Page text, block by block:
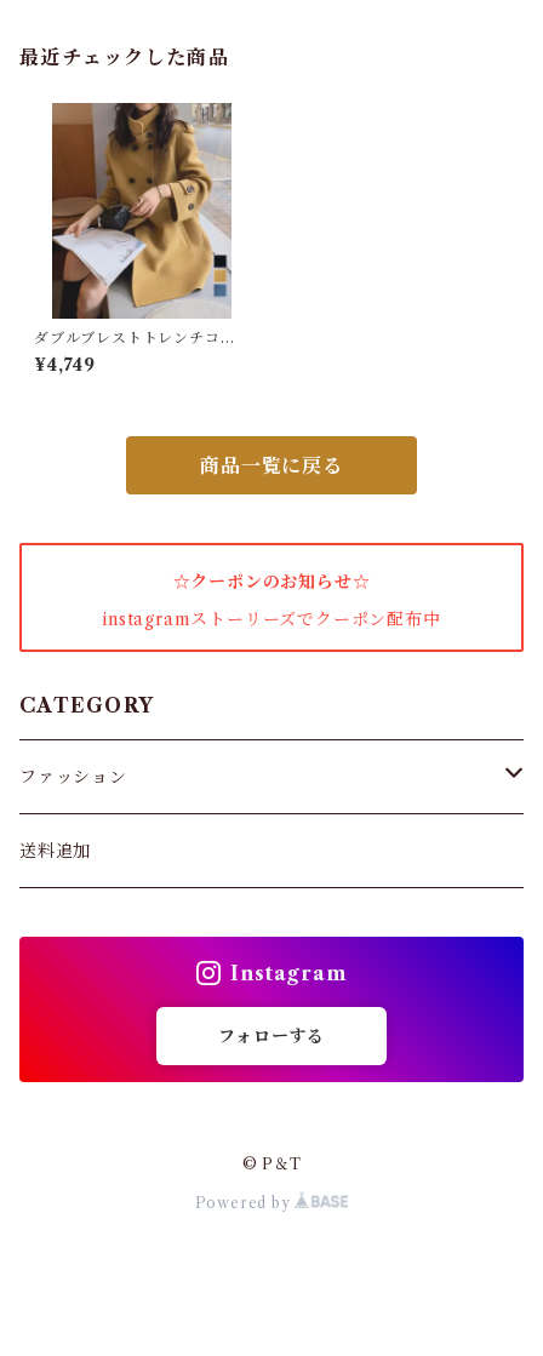
バッグ
カーディガン
パンプス・サンダル
ワンピース・セットアップ
女性下着・靴下
着圧ソックス
ショーツ
ガードル・ウエストニッパー
最近チェックした商品
ダブルブレストトレンチコー
トミディアム丈
¥4,749
商品一覧に戻る
☆クーポンのお知らせ☆
instagramストーリーズでクーポン配布中
CATEGORY
ファッション
パンツ&スカート
送料追加
Instagram
フォローする
© P＆T
Powered by